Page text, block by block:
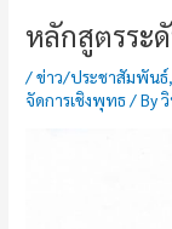
หลักสูตรระ
/ข่าว/ประชาสัมพันธ์
จัดการเชิงพุทธ/ By